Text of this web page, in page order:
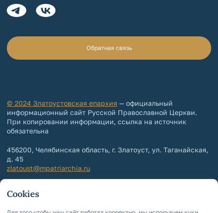
Обратная связь
© 2024 Златоустовская епархия — официальный
информационный сайт Русской Православной Церкви.
При копировании информации, ссылка на источник
обязательна
456200, Челябинская область, г. Златоуст, ул. Таганайская,
д. 45
zlatoust@mpatriarchia.ru
+7 (3513) 64-64-64
Cookies